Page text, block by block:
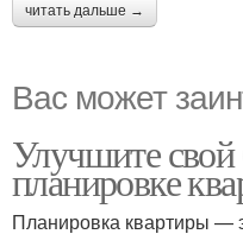
читать дальше →
Вас может
Улучшите
планировке
Планировка квартиры —